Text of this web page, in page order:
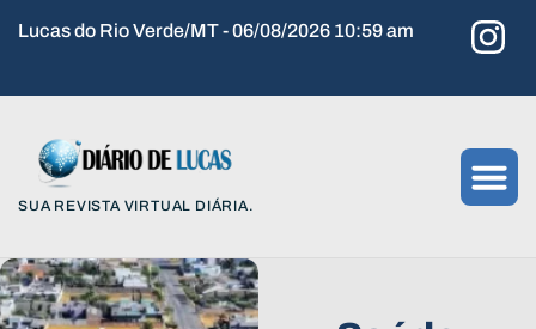
Lucas do Rio Verde/MT - 06/08/2026 10:59 am
SUA REVISTA VIRTUAL DIÁRIA.